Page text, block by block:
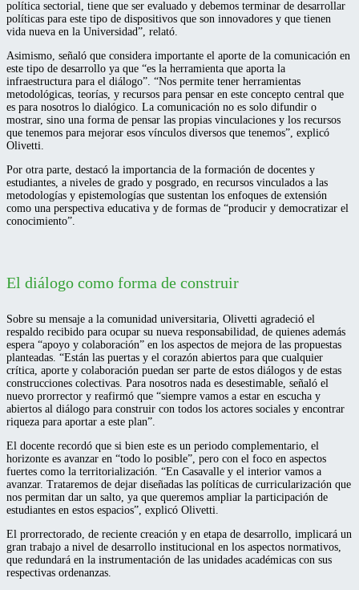
política sectorial, tiene que ser evaluado y debemos terminar de desarrollar
políticas para este tipo de dispositivos que son innovadores y que tienen
vida nueva en la Universidad”, relató.
Asimismo, señaló que considera importante el aporte de la comunicación en
este tipo de desarrollo ya que “es la herramienta que aporta la
infraestructura para el diálogo”. “Nos permite tener herramientas
metodológicas, teorías, y recursos para pensar en este concepto central que
es para nosotros lo dialógico. La comunicación no es solo difundir o
mostrar, sino una forma de pensar las propias vinculaciones y los recursos
que tenemos para mejorar esos vínculos diversos que tenemos”, explicó
Olivetti.
Por otra parte, destacó la importancia de la formación de docentes y
estudiantes, a niveles de grado y posgrado, en recursos vinculados a las
metodologías y epistemologías que sustentan los enfoques de extensión
como una perspectiva educativa y de formas de “producir y democratizar el
conocimiento”.
El diálogo como forma de construir
Sobre su mensaje a la comunidad universitaria, Olivetti agradeció el
respaldo recibido para ocupar su nueva responsabilidad, de quienes además
espera “apoyo y colaboración” en los aspectos de mejora de las propuestas
planteadas. “Están las puertas y el corazón abiertos para que cualquier
crítica, aporte y colaboración puedan ser parte de estos diálogos y de estas
construcciones colectivas. Para nosotros nada es desestimable, señaló el
nuevo prorrector y reafirmó que “siempre vamos a estar en escucha y
abiertos al diálogo para construir con todos los actores sociales y encontrar
riqueza para aportar a este plan”.
El docente recordó que si bien este es un periodo complementario, el
horizonte es avanzar en “todo lo posible”, pero con el foco en aspectos
fuertes como la territorialización. “En Casavalle y el interior vamos a
avanzar. Trataremos de dejar diseñadas las políticas de curricularización que
nos permitan dar un salto, ya que queremos ampliar la participación de
estudiantes en estos espacios”, explicó Olivetti.
El prorrectorado, de reciente creación y en etapa de desarrollo, implicará un
gran trabajo a nivel de desarrollo institucional en los aspectos normativos,
que redundará en la instrumentación de las unidades académicas con sus
respectivas ordenanzas.